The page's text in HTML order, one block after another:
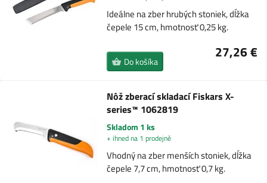
Ideálne na zber hrubých stoniek, dĺžka
čepele 15 cm, hmotnosť 0,25 kg.
27,26 €
Do košíka
Nôž zberací skladací Fiskars X-
series™ 1062819
Skladom 1 ks
+ ihned na 1 prodejně
Vhodný na zber menších stoniek, dĺžka
čepele 7,7 cm, hmotnosť 0,7 kg.